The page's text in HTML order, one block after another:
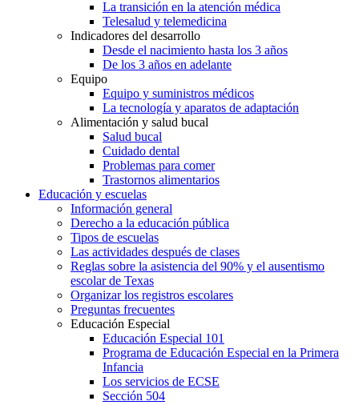
La transición en la atención médica
Telesalud y telemedicina
Indicadores del desarrollo
Desde el nacimiento hasta los 3 años
De los 3 años en adelante
Equipo
Equipo y suministros médicos
La tecnología y aparatos de adaptación
Alimentación y salud bucal
Salud bucal
Cuidado dental
Problemas para comer
Trastornos alimentarios
Educación y escuelas
Información general
Derecho a la educación pública
Tipos de escuelas
Las actividades después de clases
Reglas sobre la asistencia del 90% y el ausentismo
escolar de Texas
Organizar los registros escolares
Preguntas frecuentes
Educación Especial
Educación Especial 101
Programa de Educación Especial en la Primera
Infancia
Los servicios de ECSE
Sección 504